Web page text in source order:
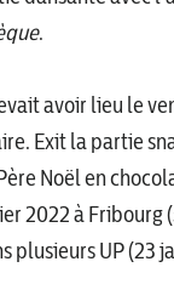
.
avoir lieu le
Exit la partie
Noël en
2022 à
plusieurs UP (23